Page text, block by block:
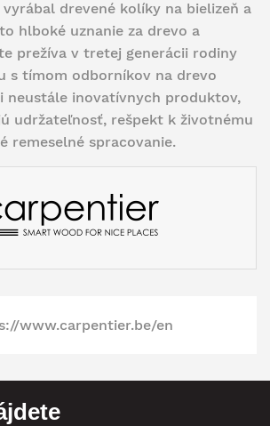
drevené kolíky na bielizeň a
hlboké uznanie za drevo a
prežíva v tretej generácii rodiny
s tímom odborníkov na drevo
neustále inovatívnych produktov,
udržateľnosť, rešpekt k životnému
remeselné spracovanie.
www.carpentier.be/en